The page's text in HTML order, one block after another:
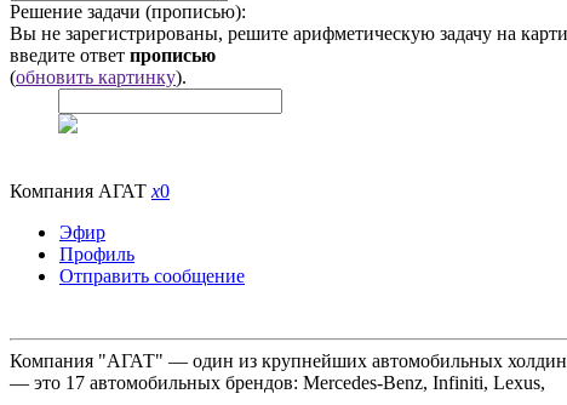
Решение задачи (прописью):
Вы не зарегистрированы, решите арифметическую задачу на
введите ответ прописью
(обновить картинку).
Компания АГАТ x0
Эфир
Профиль
Отправить сообщение
Компания "АГАТ" — один из крупнейших автомобильных
— это 17 автомобильных брендов: Mercedes-Benz, Infiniti, Lexus,